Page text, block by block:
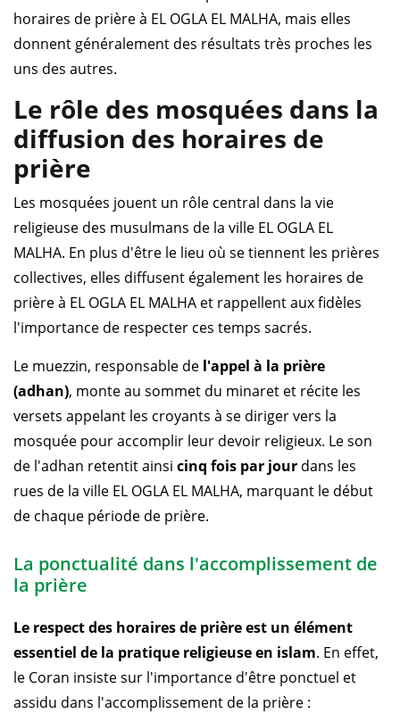
horaires de prière à EL OGLA EL MALHA, mais elles
donnent généralement des résultats très proches les
uns des autres.
Le rôle des mosquées dans la
diffusion des horaires de
prière
Les mosquées jouent un rôle central dans la vie
religieuse des musulmans de la ville EL OGLA EL
MALHA. En plus d'être le lieu où se tiennent les prières
collectives, elles diffusent également les horaires de
prière à EL OGLA EL MALHA et rappellent aux fidèles
l'importance de respecter ces temps sacrés.
Le muezzin, responsable de l'appel à la prière
(adhan), monte au sommet du minaret et récite les
versets appelant les croyants à se diriger vers la
mosquée pour accomplir leur devoir religieux. Le son
de l'adhan retentit ainsi cinq fois par jour dans les
rues de la ville EL OGLA EL MALHA, marquant le début
de chaque période de prière.
La ponctualité dans l'accomplissement de
la prière
Le respect des horaires de prière est un élément
essentiel de la pratique religieuse en islam. En effet,
le Coran insiste sur l'importance d'être ponctuel et
assidu dans l'accomplissement de la prière :